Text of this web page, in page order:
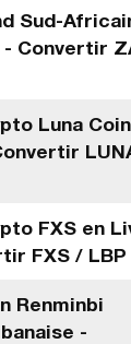
Sud-
Convertir
Luna
FXS en
FXS / LBP
Renminbi
-